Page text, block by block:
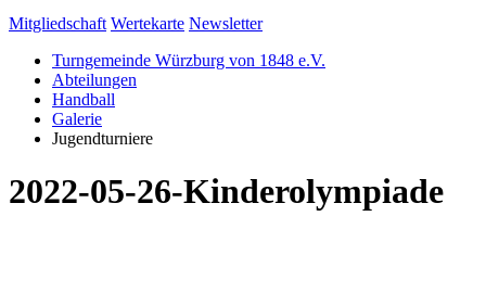
Mitgliedschaft Wertekarte Newsletter
Turngemeinde Würzburg von 1848 e.V.
Abteilungen
Handball
Galerie
Jugendturniere
2022-05-26-Kinderolympiade